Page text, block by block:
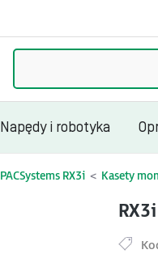
Napędy i robotyka
PACSystems RX3i Kasety